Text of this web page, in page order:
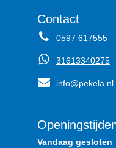
Contact
0597 617555
31613340275
info@pekela.nl
Vandaag gesloten